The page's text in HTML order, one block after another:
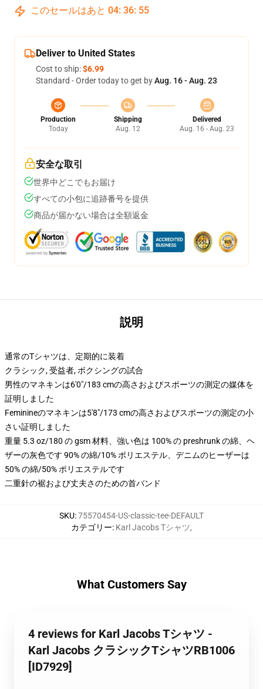
このセールはあと 04: 36: 54
Deliver to United States
Cost to ship:$6.99
Standard - Order today to get byAug. 16 - Aug. 23
Production
Today
Shipping
Aug. 12
Delivered
Aug. 16 - Aug. 23
安全な取引
世界中どこでもお届け
すべての小包に追跡番号を提供
商品が届かない場合は全額返金
説明
通常のTシャツは、定期的に装着
クラシック, 受益者, ボクシングの試合
男性のマネキンは6'0"/183 cmの高さおよびスポーツの測定の媒体を
証明しました
Feminineのマネキンは5'8"/173 cmの高さおよびスポーツの測定の小
さい証明しました
重量 5.3 oz/180 の gsm 材料、強い色は 100% の preshrunk の綿、ヘ
ザーの灰色です 90% の綿/10% ポリエステル、デニムのヒーザーは
50% の綿/50% ポリエステルです
二重針の裾および丈夫さのための首バンド
SKU:75570454-US-classic-tee-DEFAULT
カテゴリー: Karl Jacobs Tシャツ,
What Customers Say
4 reviews for Karl Jacobs Tシャツ -
Karl Jacobs クラシックTシャツRB1006
[ID7929]